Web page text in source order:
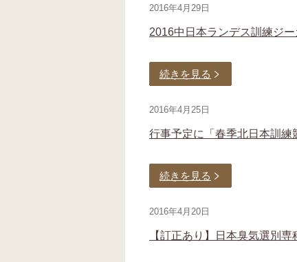
2016年4月29日
2016中日本ランデス訓練ジ
続きを見る
2016年4月25日
行事予定に「春季北日本訓
続きを見る
2016年4月20日
【訂正あり】日本臭気選別